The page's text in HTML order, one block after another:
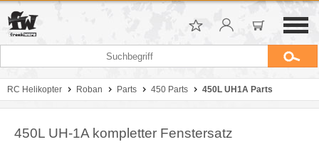
RC Helikopter Roban Parts 450 Parts 450L UH1A Parts
450L UH-1A kompletter Fenstersatz